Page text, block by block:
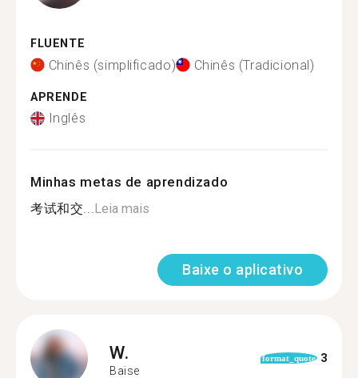
FLUENTE
Chinês (simplificado) Chinês (Tradicional)
APRENDE
Inglês
Minhas metas de aprendizado
考试和交...Leia mais
Baixe o aplicativo
W.
Baise
format_quote 3